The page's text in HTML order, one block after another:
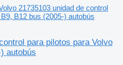
21735103 unidad de control
B12 bus (2005-) autobús
para pilotos para Volvo
autobús